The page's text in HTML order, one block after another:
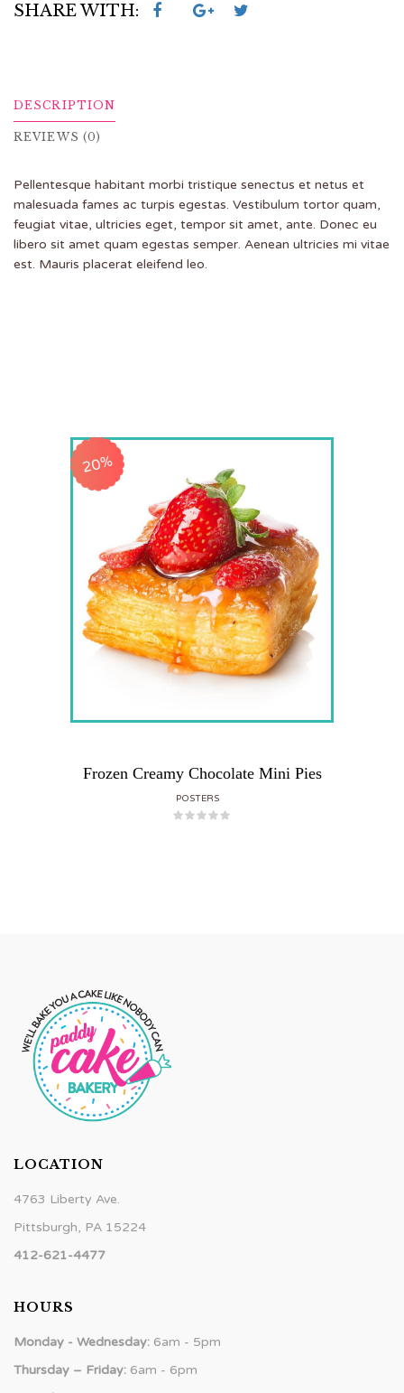
SHARE WITH:
DESCRIPTION
REVIEWS (0)
Pellentesque habitant morbi tristique senectus et netus et
malesuada fames ac turpis egestas. Vestibulum tortor quam,
feugiat vitae, ultricies eget, tempor sit amet, ante. Donec eu
libero sit amet quam egestas semper. Aenean ultricies mi vitae
est. Mauris placerat eleifend leo.
20%
Frozen Creamy Chocolate Mini Pies
POSTERS
LOCATION
4763 Liberty Ave.
Pittsburgh, PA 15224
412-621-4477
HOURS
Monday - Wednesday: 6am - 5pm
Thursday – Friday: 6am - 6pm